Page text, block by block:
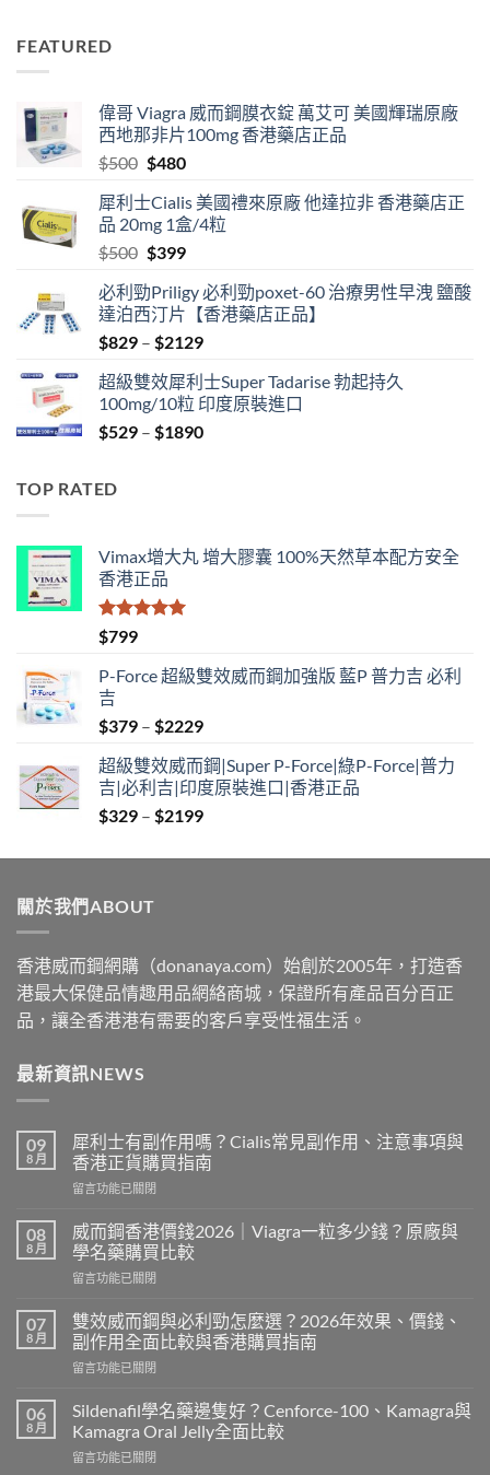
FEATURED
偉哥 Viagra 威而鋼膜衣錠 萬艾可 美國輝瑞原廠
西地那非片100mg 香港藥店正品
$500 Original
was:
$500.
$480Current
is:
$480.
犀利士Cialis 美國禮來原廠 他達拉非 香港藥店正
品 20mg 1盒/4粒
$500 Original
was:
$500.
$399Current
is:
$399.
必利勁Priligy 必利勁poxet-60 治療男性早洩 鹽酸
達泊西汀片【香港藥店正品】
$829 – $2129Price
$829
through
$2129
超級雙效犀利士Super Tadarise 勃起持久
100mg/10粒 印度原裝進口
$529 – $1890Price
TOP RATED
Vimax增大丸 增大膠囊 100%天然草本配方安全
香港正品
評分
滿分 5
$799
P-Force 超級雙效威而鋼加強版 藍P 普力吉 必利
吉
$379 – $2229Price
$379
through
$2229
超級雙效威而鋼|Super P-Force|綠P-Force|普力
吉|必利吉|印度原裝進口|香港正品
$329 – $2199Price
$329
關於我們ABOUT
香港威而鋼網購（donanaya.com）始創於2005年，打造香
港最大保健品情趣用品網絡商城，保證所有產品百分百正
品，讓全香港港有需要的客戶享受性福生活。
最新資訊NEWS
09
8 月
犀利士有副作用嗎？Cialis常見副作用、注意事項與
香港正貨購買指南
在
利
士
有
副
用
嗎？
Cialis
常
副
作
注
留言功能已關閉
08
8 月
威而鋼香港價錢2026｜Viagra一粒多少錢？原廠與
學名藥購買比較
在
而
鋼
香
港
錢
2026
Viagra
留言功能已關閉
07
8 月
雙效威而鋼與必利勁怎麼選？2026年效果、價錢、
副作用全面比較與香港購買指南
在
效
威
而
鋼
留言功能已關閉
06
8 月
Sildenafil學名藥邊隻好？Cenforce-100、Kamagra與
Kamagra Oral Jelly全面比較
在
留言功能已關閉